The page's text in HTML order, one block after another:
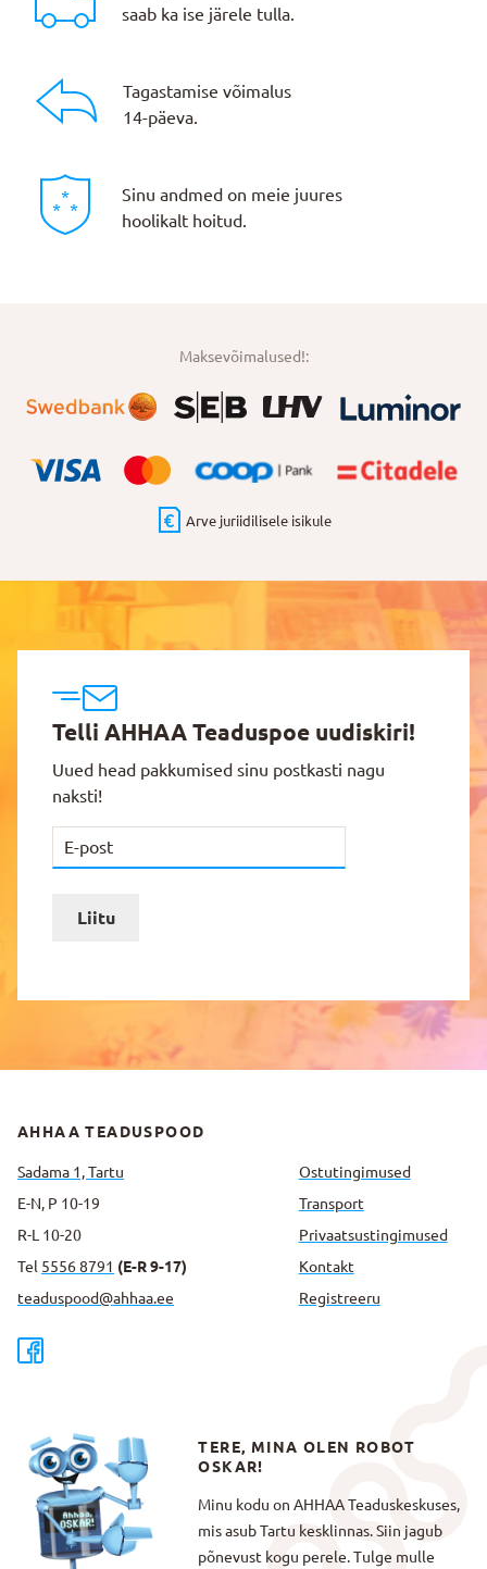
saab ka ise järele tulla.
Tagastamise võimalus
14-päeva.
Sinu andmed on meie juures
hoolikalt hoitud.
Maksevõimalused!:
Arve juriidilisele isikule
Telli AHHAA Teaduspoe uudiskiri!
Uued head pakkumised sinu postkasti nagu
naksti!
Liitu
AHHAA TEADUSPOOD
Sadama 1, Tartu
E-N, P 10-19
R-L 10-20
Tel 5556 8791 (E-R 9-17)
teaduspood@ahhaa.ee
Ostutingimused
Transport
Privaatsus­tingimused
Kontakt
Registreeru
TERE, MINA OLEN ROBOT
OSKAR!
Minu kodu on AHHAA Teaduskeskuses,
mis asub Tartu kesklinnas. Siin jagub
põnevust kogu perele. Tulge mulle